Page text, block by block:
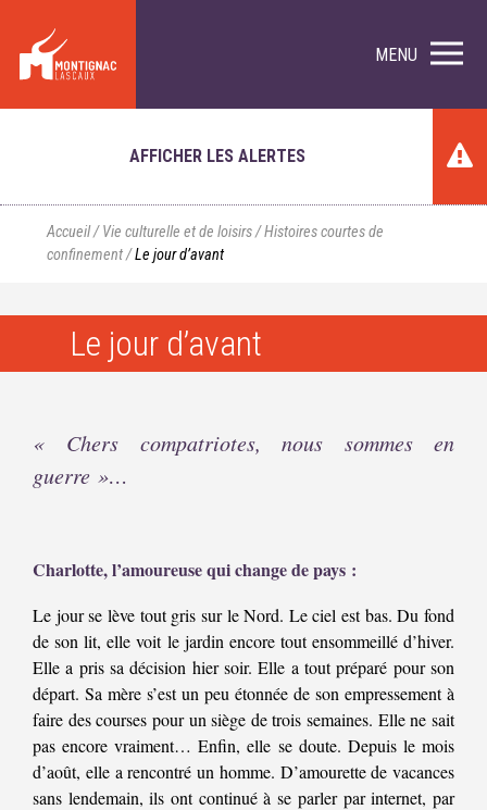
MENU
AFFICHER LES ALERTES
Accueil/Vie culturelle et de loisirs/Histoires courtes de
confinement/Le jour d’avant
Le jour d’avant
« Chers compatriotes, nous sommes en
guerre »…
Charlotte, l’amoureuse qui change de pays :
Le jour se lève tout gris sur le Nord. Le ciel est bas. Du fond
de son lit, elle voit le jardin encore tout ensommeillé d’hiver.
Elle a pris sa décision hier soir. Elle a tout préparé pour son
départ. Sa mère s’est un peu étonnée de son empressement à
faire des courses pour un siège de trois semaines. Elle ne sait
pas encore vraiment… Enfin, elle se doute. Depuis le mois
d’août, elle a rencontré un homme. D’amourette de vacances
sans lendemain, ils ont continué à se parler par internet, par